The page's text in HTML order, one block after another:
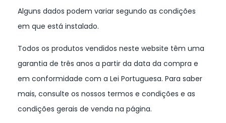
Alguns dados podem variar segundo as condições
em que está instalado.
Todos os produtos vendidos neste website têm uma
garantia de três anos a partir da data da compra e
em conformidade com a Lei Portuguesa. Para saber
mais, consulte os nossos termos e condições e as
condições gerais de venda na página.